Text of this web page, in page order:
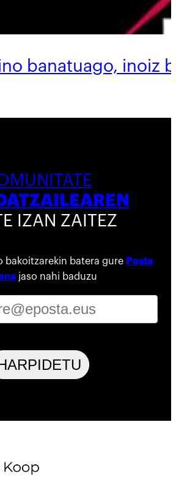
banatuago, inoiz
IZAN ZAITEZ
bakoitzarekin batera gure Posta
jaso nahi baduzu